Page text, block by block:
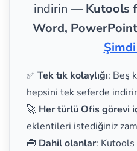
indirin — Kutools
Word, PowerPoint
✅ Tek tık kolaylığı: Beş
hepsini tek seferde
🚀 Her türlü Ofis görevi
eklentileri istediğiniz
🧰 Dahil olanlar: